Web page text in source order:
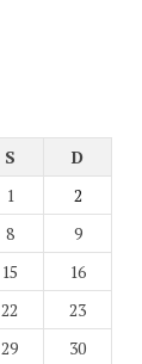
S
D
1
2
8
9
15
16
22
23
29
30